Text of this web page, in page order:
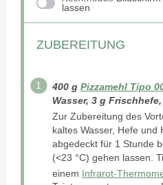
lassen
ZUBEREITUNG
400 gPizzamehl Tipo
Wasser, 3 g
Zur Zubereitung des
kaltes Wasser, Hefe und
abgedeckt für 1 Stunde
(<23 °C) gehen lassen.
einem Infrarot-